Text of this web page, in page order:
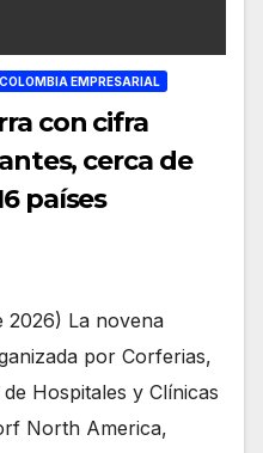
EMPRESARIAL
con cifra
cerca de
países
2026) La novena
por Corferias,
Hospitales y Clínicas
North America,